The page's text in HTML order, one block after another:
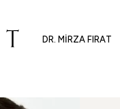
DR. MIRZA FIRAT